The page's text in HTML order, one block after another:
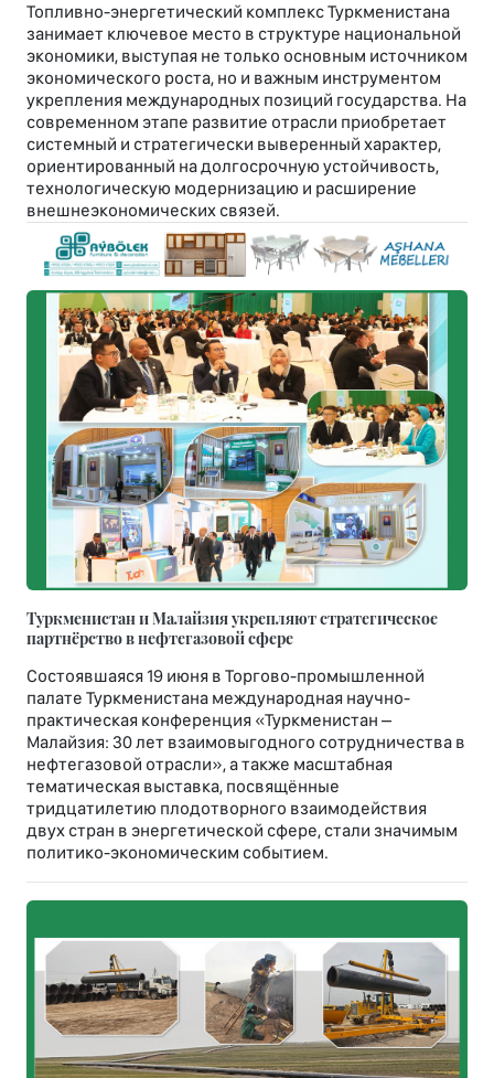
Топливно-энергетический комплекс Туркменистана
занимает ключевое место в структуре национальной
экономики, выступая не только основным источником
экономического роста, но и важным инструментом
укрепления международных позиций государства. На
современном этапе развитие отрасли приобретает
системный и стратегически выверенный характер,
ориентированный на долгосрочную устойчивость,
технологическую модернизацию и расширение
внешнеэкономических связей.
Туркменистан и Малайзия укрепляют стратегическое
партнёрство в нефтегазовой сфере
Состоявшаяся 19 июня в Торгово-промышленной
палате Туркменистана международная научно-
практическая конференция «Туркменистан –
Малайзия: 30 лет взаимовыгодного сотрудничества в
нефтегазовой отрасли», а также масштабная
тематическая выставка, посвящённые
тридцатилетию плодотворного взаимодействия
двух стран в энергетической сфере, стали значимым
политико-экономическим событием.